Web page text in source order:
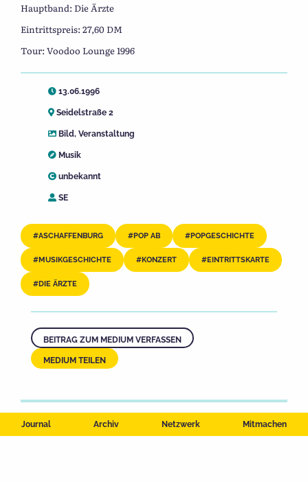
Journal Archiv Netzwerk Mitmachen
Hauptband: Die Ärzte
Eintrittspreis: 27,60 DM
Tour: Voodoo Lounge 1996
13.06.1996
Seidelstraße 2
Bild, Veranstaltung
Musik
unbekannt
SE
ASCHAFFENBURG POP AB POPGESCHICHTE
MUSIKGESCHICHTE KONZERT EINTRITTSKARTE
DIE ÄRZTE
BEITRAG ZUM MEDIUM VERFASSEN
MEDIUM TEILEN